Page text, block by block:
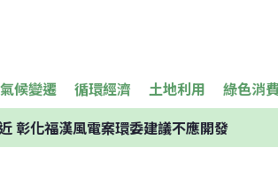
氣候變遷 循環經濟 土地利用 綠色消
彰化福漢風電案環委建議不應開發